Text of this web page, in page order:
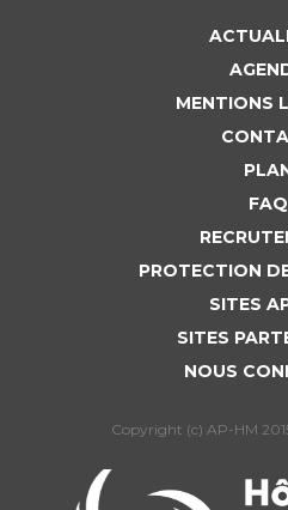
MENTIONS
FAQ
PROTECTION
SITES
SITES
NOUS
Copyright (c) AP-HM